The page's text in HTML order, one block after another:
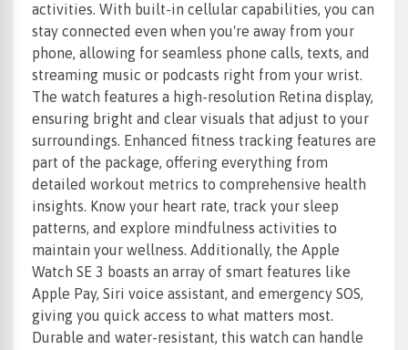
activities. With built-in cellular capabilities, you can
stay connected even when you're away from your
phone, allowing for seamless phone calls, texts, and
streaming music or podcasts right from your wrist.
The watch features a high-resolution Retina display,
ensuring bright and clear visuals that adjust to your
surroundings. Enhanced fitness tracking features are
part of the package, offering everything from
detailed workout metrics to comprehensive health
insights. Know your heart rate, track your sleep
patterns, and explore mindfulness activities to
maintain your wellness. Additionally, the Apple
Watch SE 3 boasts an array of smart features like
Apple Pay, Siri voice assistant, and emergency SOS,
giving you quick access to what matters most.
Durable and water-resistant, this watch can handle